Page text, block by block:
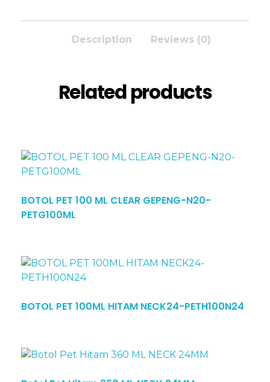
Description Reviews (0)
Related products
BOTOL PET 100 ML CLEAR GEPENG-N20-
PETG100ML
BOTOL PET 100ML HITAM NECK24-PETH100N24